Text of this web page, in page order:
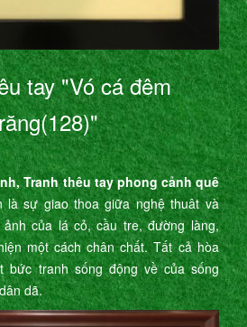
tay "Vó cá đêm
Tranh thêu tay phong cảnh quê
sự giao thoa giữa nghệ thuât và
của lá cỏ, cầu tre, đường làng,
một cách chân chất. Tất cả hòa
bức tranh sống động về của sống
dã.